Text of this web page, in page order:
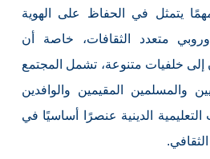
يتمثل في الحفاظ على الهوية
متعدد الثقافات، خاصة أن
إلى خلفيات متنوعة، تشمل المجتمع
والمسلمين المقيمين والوافدين
الدينية عنصرًا أساسيًا في